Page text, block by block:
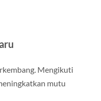
Mengikuti
mutu